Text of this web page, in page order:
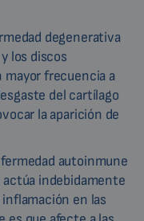
degenerativa
los discos
frecuencia a
del cartílago
la aparición de
autoinmune
indebidamente
en las